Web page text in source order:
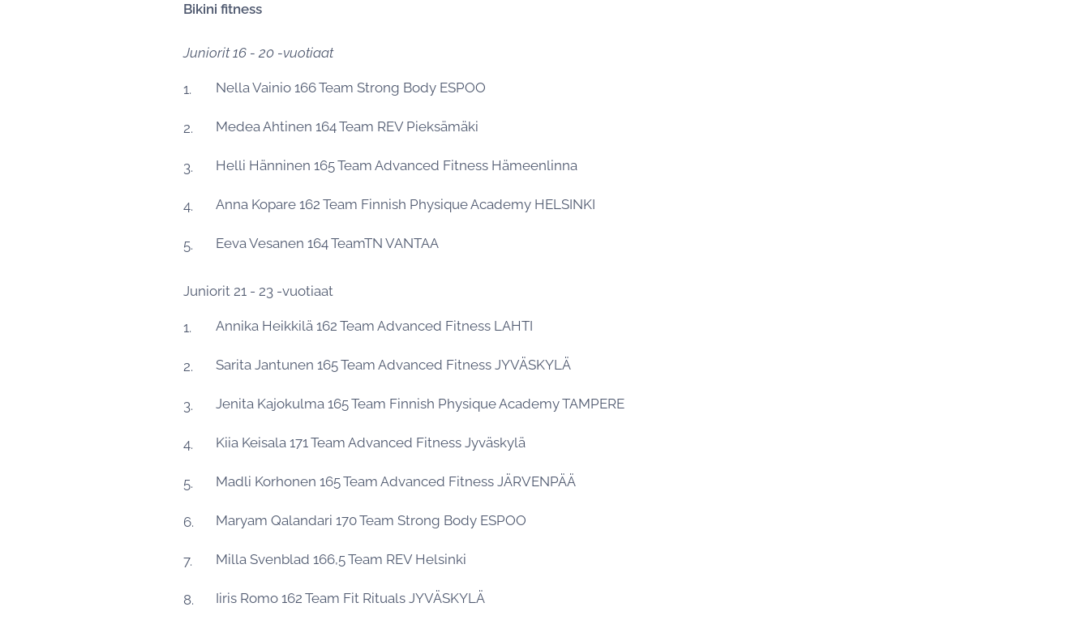
Bikini fitness
Juniorit 16 - 20 -vuotiaat
Nella Vainio 166 Team Strong Body ESPOO
Medea Ahtinen 164 Team REV Pieksämäki
Helli Hänninen 165 Team Advanced Fitness Hämeenlinna
Anna Kopare 162 Team Finnish Physique Academy HELSINKI
Eeva Vesanen 164 TeamTN VANTAA
Juniorit 21 - 23 -vuotiaat
Annika Heikkilä 162 Team Advanced Fitness LAHTI
Sarita Jantunen 165 Team Advanced Fitness JYVÄSKYLÄ
Jenita Kajokulma 165 Team Finnish Physique Academy TAMPERE
Kiia Keisala 171 Team Advanced Fitness Jyväskylä
Madli Korhonen 165 Team Advanced Fitness JÄRVENPÄÄ
Maryam Qalandari 170 Team Strong Body ESPOO
Milla Svenblad 166,5 Team REV Helsinki
Iiris Romo 162 Team Fit Rituals JYVÄSKYLÄ